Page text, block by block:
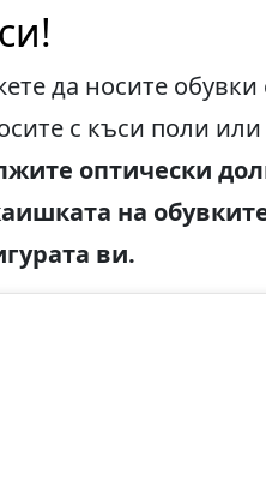
да носите
с къси поли
оптически
на
ви.